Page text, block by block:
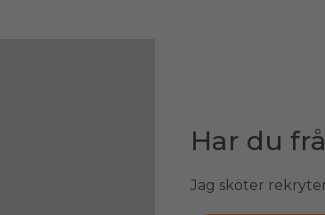
Har du
Jag sköter
Har du